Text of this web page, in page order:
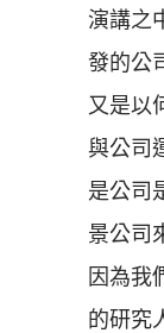
演講之
發的公
又是以
與公司
是公司
景公司
因為我
的研究